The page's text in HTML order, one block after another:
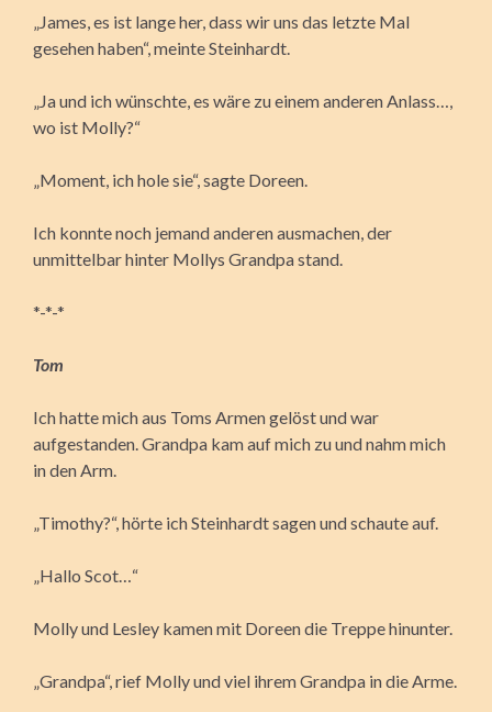
„James, es ist lange her, dass wir uns das letzte Mal
gesehen haben“, meinte Steinhardt.
„Ja und ich wünschte, es wäre zu einem anderen Anlass…,
wo ist Molly?“
„Moment, ich hole sie“, sagte Doreen.
Ich konnte noch jemand anderen ausmachen, der
unmittelbar hinter Mollys Grandpa stand.
*-*-*
Tom
Ich hatte mich aus Toms Armen gelöst und war
aufgestanden. Grandpa kam auf mich zu und nahm mich
in den Arm.
„Timothy?“, hörte ich Steinhardt sagen und schaute auf.
„Hallo Scot…“
Molly und Lesley kamen mit Doreen die Treppe hinunter.
„Grandpa“, rief Molly und viel ihrem Grandpa in die Arme.